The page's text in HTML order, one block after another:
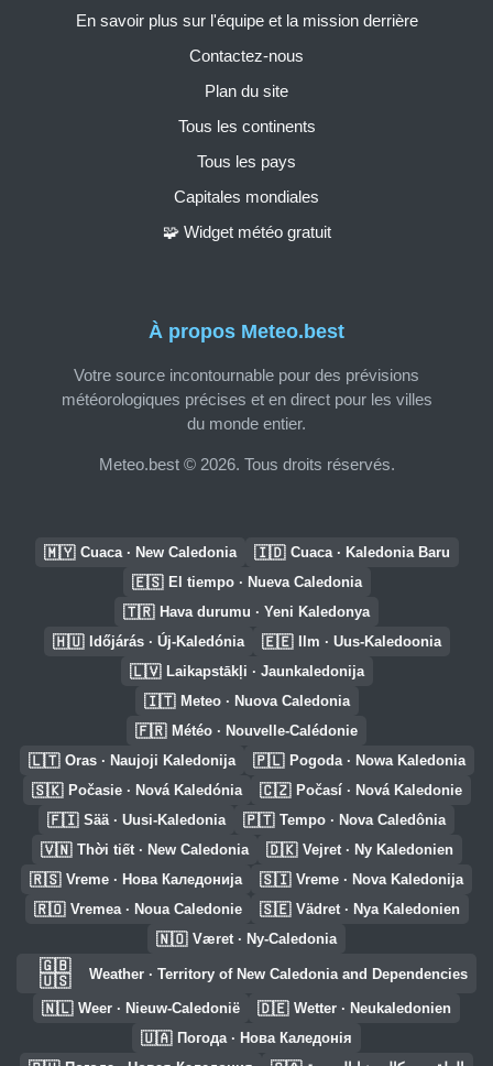
À propos Meteo.best
Votre source incontournable pour des prévisions
météorologiques précises et en direct pour les villes
du monde entier.
Meteo.best © 2026. Tous droits réservés.
En savoir plus sur l'équipe et la mission derrière
Contactez-nous
Plan du site
Tous les continents
Tous les pays
Capitales mondiales
🧩 Widget météo gratuit
🇲🇾 Cuaca · New Caledonia 🇮🇩 Cuaca · Kaledonia Baru
🇪🇸 El tiempo · Nueva Caledonia
🇹🇷 Hava durumu · Yeni Kaledonya
🇭🇺 Időjárás · Új-Kaledónia 🇪🇪 Ilm · Uus-Kaledoonia
🇱🇻 Laikapstākļi · Jaunkaledonija
🇮🇹 Meteo · Nuova Caledonia
🇫🇷 Météo · Nouvelle-Calédonie
🇱🇹 Oras · Naujoji Kaledonija 🇵🇱 Pogoda · Nowa Kaledonia
🇸🇰 Počasie · Nová Kaledónia 🇨🇿 Počasí · Nová Kaledonie
🇫🇮 Sää · Uusi-Kaledonia 🇵🇹 Tempo · Nova Caledônia
🇻🇳 Thời tiết · New Caledonia 🇩🇰 Vejret · Ny Kaledonien
🇷🇸 Vreme · Нова Каледонија 🇸🇮 Vreme · Nova Kaledonija
🇷🇴 Vremea · Noua Caledonie 🇸🇪 Vädret · Nya Kaledonien
🇳🇴 Været · Ny-Caledonia
🇬🇧
🇺🇸
Weather · Territory of New Caledonia and Dependencies
🇳🇱 Weer · Nieuw-Caledonië 🇩🇪 Wetter · Neukaledonien
🇺🇦 Погода · Нова Каледонія